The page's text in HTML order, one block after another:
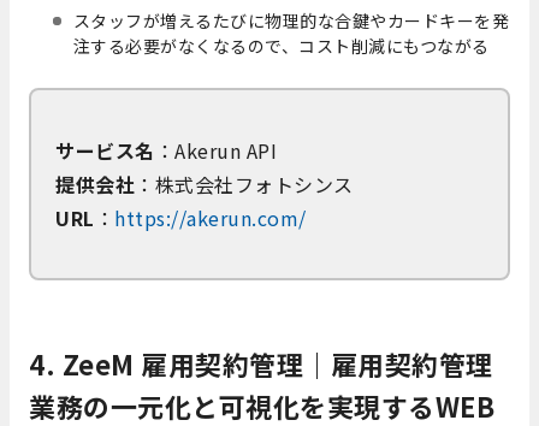
スタッフが増えるたびに物理的な合鍵やカードキーを発
注する必要がなくなるので、コスト削減にもつながる
サービス名 ：Akerun API
提供会社 ：株式会社フォトシンス
URL ： https://akerun.com/
4. ZeeM 雇用契約管理｜雇用契約管理
業務の一元化と可視化を実現するWEB